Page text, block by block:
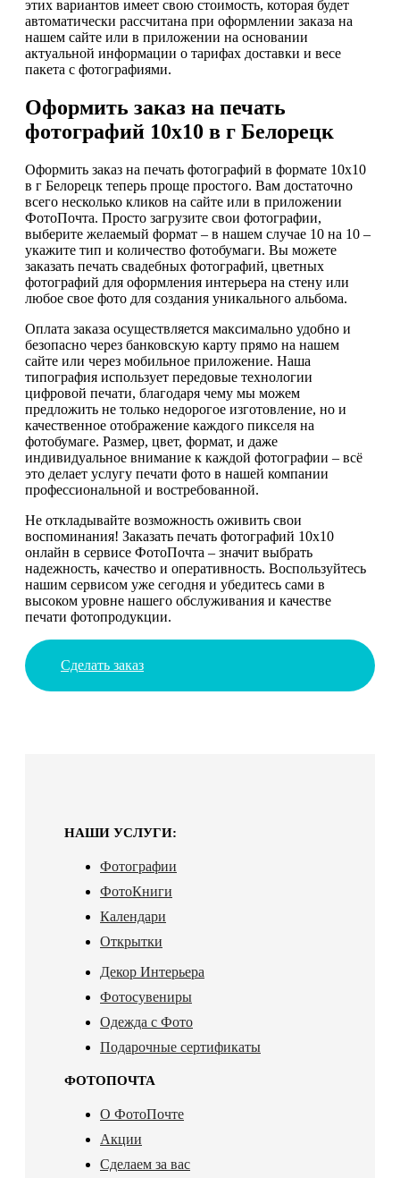
этих вариантов имеет свою стоимость, которая будет
автоматически рассчитана при оформлении заказа на
нашем сайте или в приложении на основании
актуальной информации о тарифах доставки и весе
пакета с фотографиями.
Оформить заказ на печать
фотографий 10х10 в г Белорецк
Оформить заказ на печать фотографий в формате 10х10
в г Белорецк теперь проще простого. Вам достаточно
всего несколько кликов на сайте или в приложении
ФотоПочта. Просто загрузите свои фотографии,
выберите желаемый формат – в нашем случае 10 на 10 –
укажите тип и количество фотобумаги. Вы можете
заказать печать свадебных фотографий, цветных
фотографий для оформления интерьера на стену или
любое свое фото для создания уникального альбома.
Оплата заказа осуществляется максимально удобно и
безопасно через банковскую карту прямо на нашем
сайте или через мобильное приложение. Наша
типография использует передовые технологии
цифровой печати, благодаря чему мы можем
предложить не только недорогое изготовление, но и
качественное отображение каждого пикселя на
фотобумаге. Размер, цвет, формат, и даже
индивидуальное внимание к каждой фотографии – всё
это делает услугу печати фото в нашей компании
профессиональной и востребованной.
Не откладывайте возможность оживить свои
воспоминания! Заказать печать фотографий 10х10
онлайн в сервисе ФотоПочта – значит выбрать
надежность, качество и оперативность. Воспользуйтесь
нашим сервисом уже сегодня и убедитесь сами в
высоком уровне нашего обслуживания и качестве
печати фотопродукции.
Сделать заказ
НАШИ УСЛУГИ:
Фотографии
ФотоКниги
Календари
Открытки
Декор Интерьера
Фотосувениры
Одежда с Фото
Подарочные сертификаты
ФОТОПОЧТА
О ФотоПочте
Акции
Сделаем за вас